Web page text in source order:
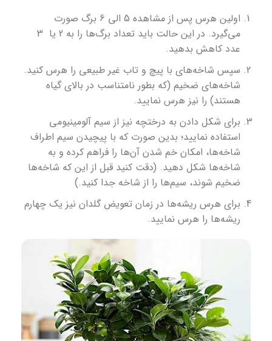
اولین هرس پس از مشاهده 5 الی 6 برگ صورت
می‌گیرد. در این حالت باید تعداد برگ‌ها را به 2 یا 3
عدد کاهش بدهید.
سپس شاخه‌های با پیچ و تاب غیر طبیعی را هرس کنید.
شاخه‌های ضخیم (که بطور نامتناسب در بالای گیاه
هستند) را نیز هرس نمایید.
برای شکل دادن به درختچه نیز از سیم آلومینیومی
استفاده نمایید؛ بدین صورت که با پیچیدن سیم اطراف
شاخه‌ها، امکان خم شدن آن‌ها را فراهم کرده و به
شاخه‌ها شکل دهید. (دقت کنید قبل از این که شاخه‌ها
ضخیم شوند، سیم‌ها را از شاخه جدا کنید.)
برای هرس ریشه‌ها در زمان تعویض گلدان نیز یک چهارم
ریشه‌ها را هرس نمایید.